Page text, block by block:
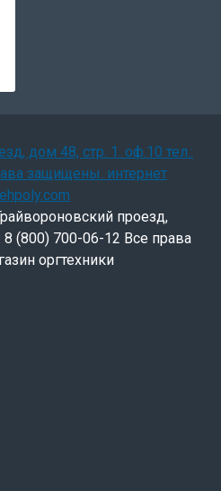
проезд,
8 (800) 700-06-12 Все права
оргтехники